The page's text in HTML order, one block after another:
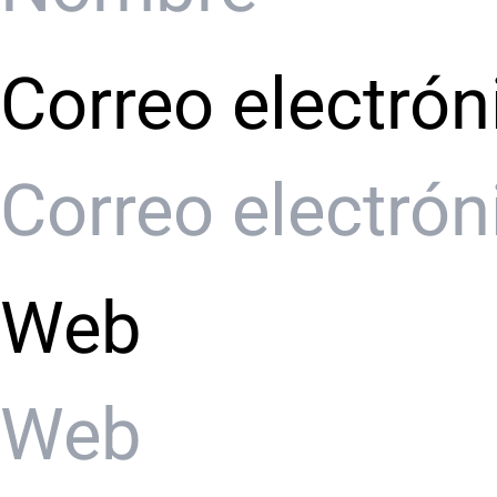
Correo
Web